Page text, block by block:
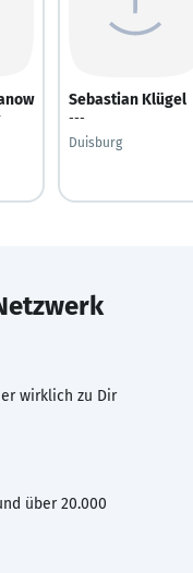
Sebastian Klügel
---
Duisburg
wirklich zu Dir
über 20.000